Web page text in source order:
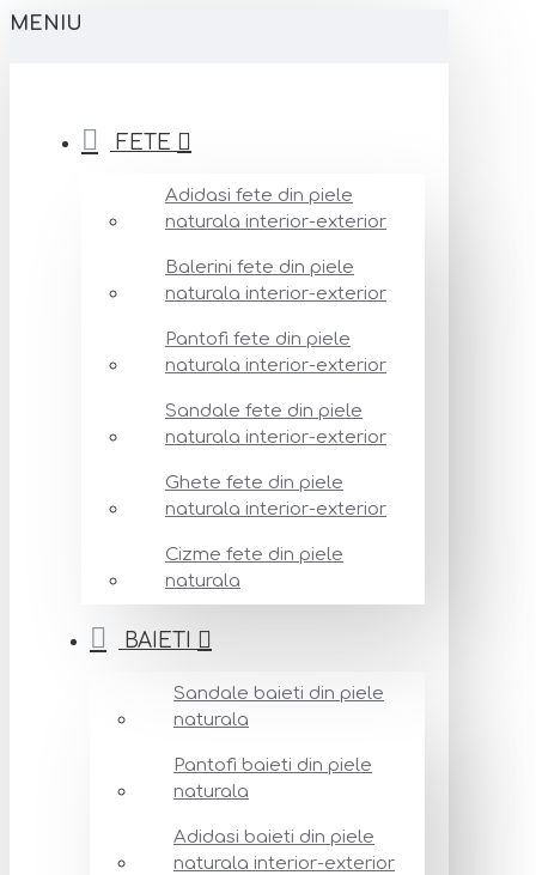
MENIU
FETE
Adidasi fete din piele
naturala interior-exterior
Balerini fete din piele
naturala interior-exterior
Pantofi fete din piele
naturala interior-exterior
Sandale fete din piele
naturala interior-exterior
Ghete fete din piele
naturala interior-exterior
Cizme fete din piele
naturala
BAIETI
Sandale baieti din piele
naturala
Pantofi baieti din piele
naturala
Adidasi baieti din piele
naturala interior-exterior